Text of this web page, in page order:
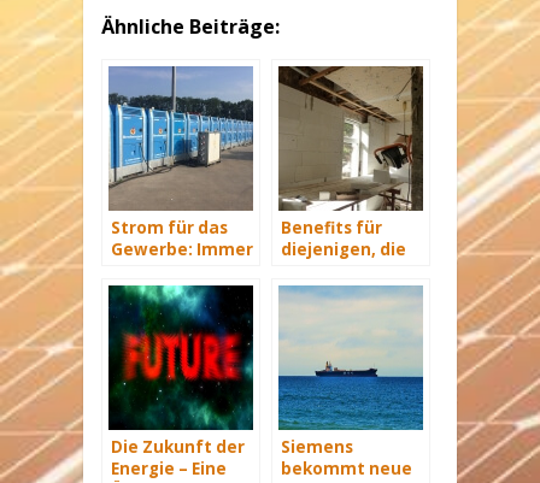
Ähnliche Beiträge:
Strom für das
Gewerbe: Immer
versorgt
Benefits für
diejenigen, die
sanieren
Die Zukunft der
Energie – Eine
Siemens
bekommt neue